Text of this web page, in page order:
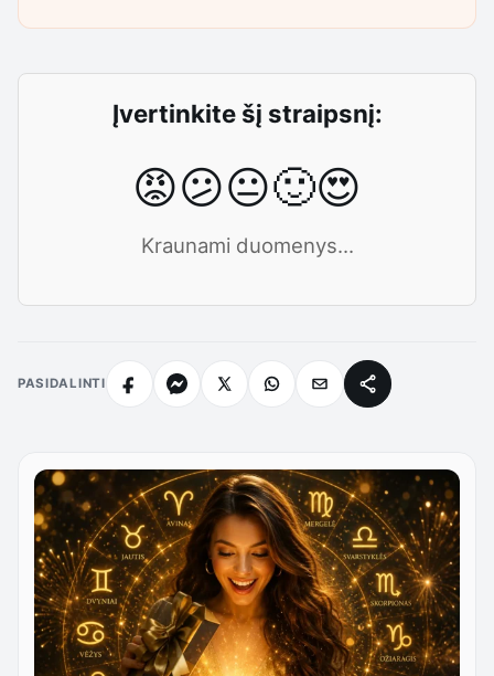
Įvertinkite šį straipsnį:
😡😕😐🙂😍
Kraunami duomenys...
PASIDALINTI